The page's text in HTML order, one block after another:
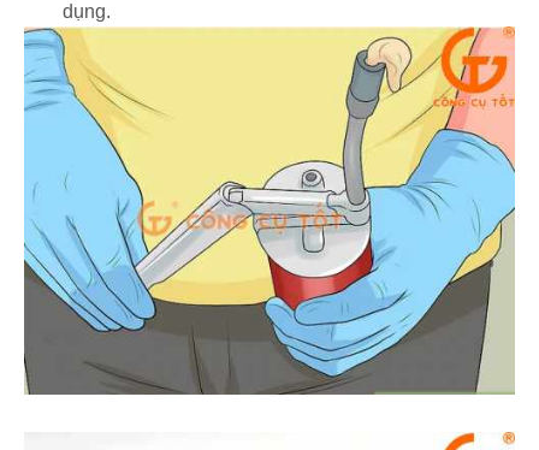
dụng.